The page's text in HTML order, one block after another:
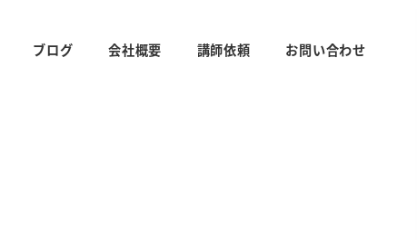
ブログ 会社概要 講師依頼 お問い合わせ